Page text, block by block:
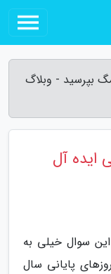
بپرسید - وبلاگ
ایده آل
سوال خیلی به
پایانی سال